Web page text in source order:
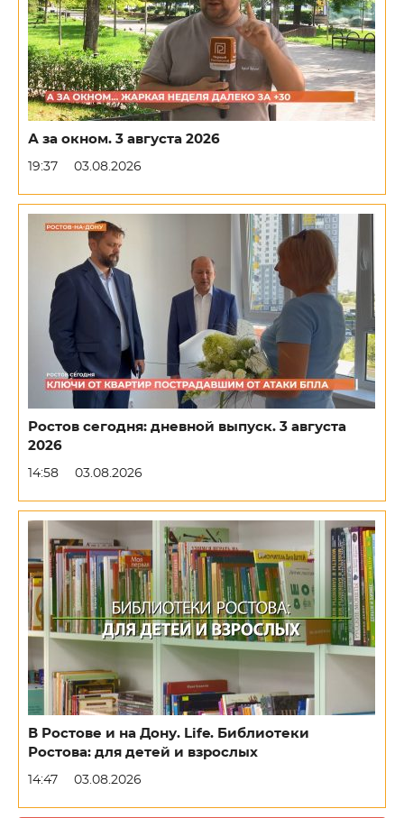
А за окном. 3 августа 2026
19:37 03.08.2026
Ростов сегодня: дневной выпуск. 3 августа
2026
14:58 03.08.2026
В Ростове и на Дону. Life. Библиотеки
Ростова: для детей и взрослых
14:47 03.08.2026